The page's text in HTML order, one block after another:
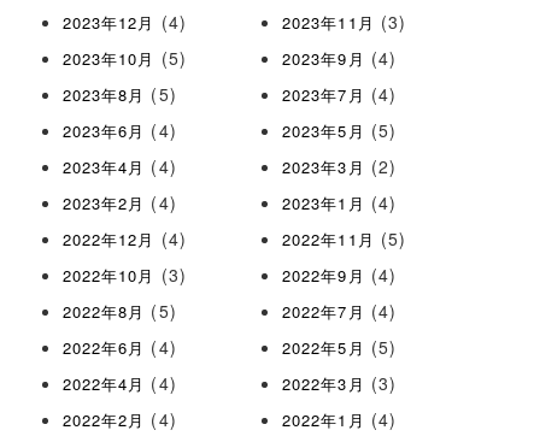
2023年12月 (4) 2023年11月 (3)
2023年10月 (5) 2023年9月 (4)
2023年8月 (5) 2023年7月 (4)
2023年6月 (4) 2023年5月 (5)
2023年4月 (4) 2023年3月 (2)
2023年2月 (4) 2023年1月 (4)
2022年12月 (4) 2022年11月 (5)
2022年10月 (3) 2022年9月 (4)
2022年8月 (5) 2022年7月 (4)
2022年6月 (4) 2022年5月 (5)
2022年4月 (4) 2022年3月 (3)
2022年2月 (4) 2022年1月 (4)